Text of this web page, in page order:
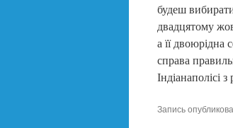
будеш
двадцятому
а її двоюрідна
справа
Індіанаполісі
Запись